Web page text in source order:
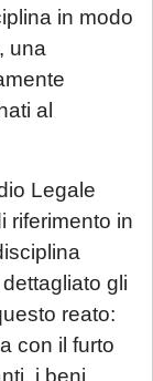
in modo
, una
al
Legale
riferimento in
gli
reato:
con il furto
i beni